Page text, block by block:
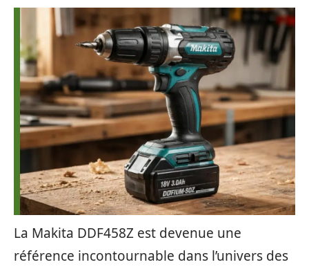
La Makita DDF458Z est devenue une
référence incontournable dans l’univers des